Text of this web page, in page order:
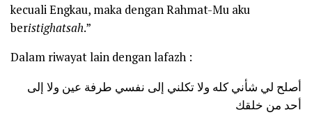
kecuali Engkau, maka dengan Rahmat-Mu aku
beristighatsah.”
Dalam riwayat lain dengan lafazh :
أصلح لي شأني كله ولا تكلني إلى نفسي طرفة عين ولا إلى
أحد من خلقك